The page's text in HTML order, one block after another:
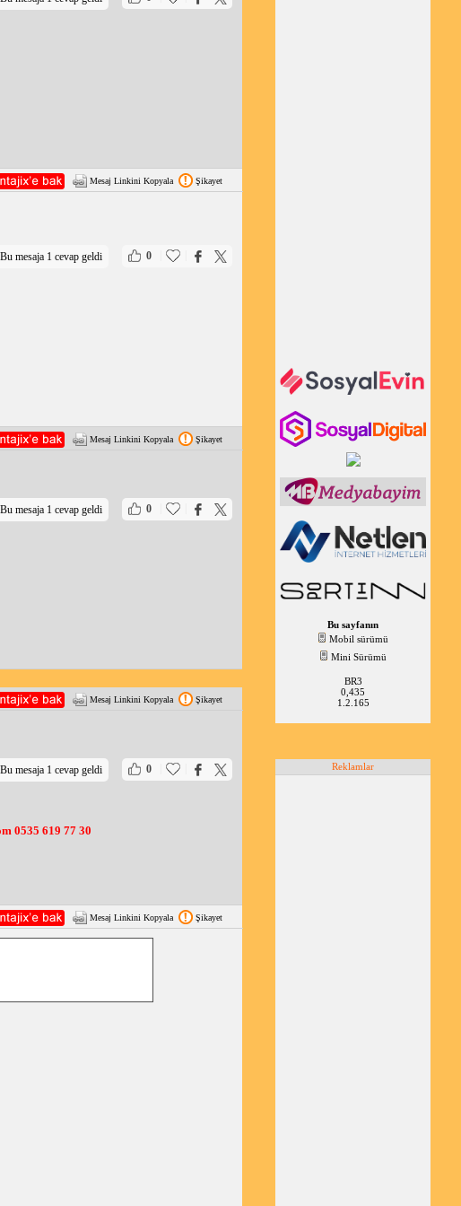
Mesaj Linkini Kopyala Şikayet
0
Bu mesaja 1 cevap geldi
Mesaj Linkini Kopyala Şikayet
0
Bu mesaja 1 cevap geldi
Mesaj Linkini Kopyala Şikayet
0
Bu mesaja 1 cevap geldi
0535 619 77 30
Mesaj Linkini Kopyala Şikayet
Bu sayfanın
Mobil sürümü
Mini Sürümü
BR3
0,435
1.2.165
Reklamlar